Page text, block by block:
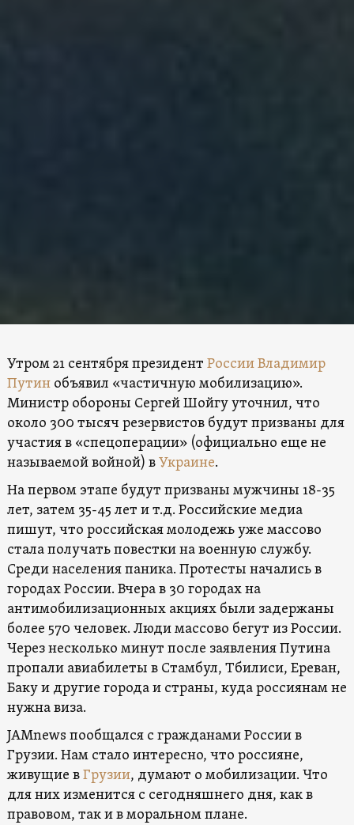
Утром 21 сентября президент РоссииВладимир
Путинобъявил «частичную мобилизацию».
Министр обороны Сергей Шойгу уточнил, что
около 300 тысяч резервистов будут призваны для
участия в «спецоперации» (официально еще не
называемой войной) вУкраине.
На первом этапе будут призваны мужчины 18-35
лет, затем 35-45 лет и т.д. Российские медиа
пишут, что российская молодежь уже массово
стала получать повестки на военную службу.
Среди населения паника. Протесты начались в
городах России. Вчера в 30 городах на
антимобилизационных акциях были задержаны
более 570 человек. Люди массово бегут из России.
Через несколько минут после заявления Путина
пропали авиабилеты в Стамбул, Тбилиси, Ереван,
Баку и другие города и страны, куда россиянам не
нужна виза.
JAMnews пообщался с гражданами России в
Грузии. Нам стало интересно, что россияне,
живущие вГрузии, думают о мобилизации. Что
для них изменится с сегодняшнего дня, как в
правовом, так и в моральном плане.